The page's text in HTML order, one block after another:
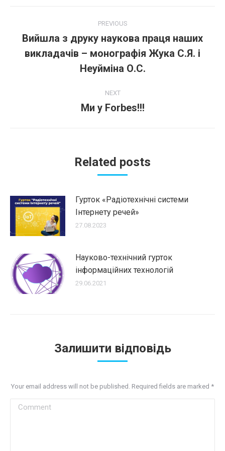
navigation
PREVIOUS
Previous
post:
Вийшла з друку наукова праця наших
викладачів – монографія Жука С.Я. і
Неуйміна О.С.
NEXT
Next
Ми у Forbеs!!!
Related posts
Гурток «Радіотехнічні системи
Інтернету речей»
27.08.2023
Науково-технічний гурток
інформаційних технологій
29.06.2021
Залишити відповідь
Your email address will not be published. Required fields are marked *
Comment